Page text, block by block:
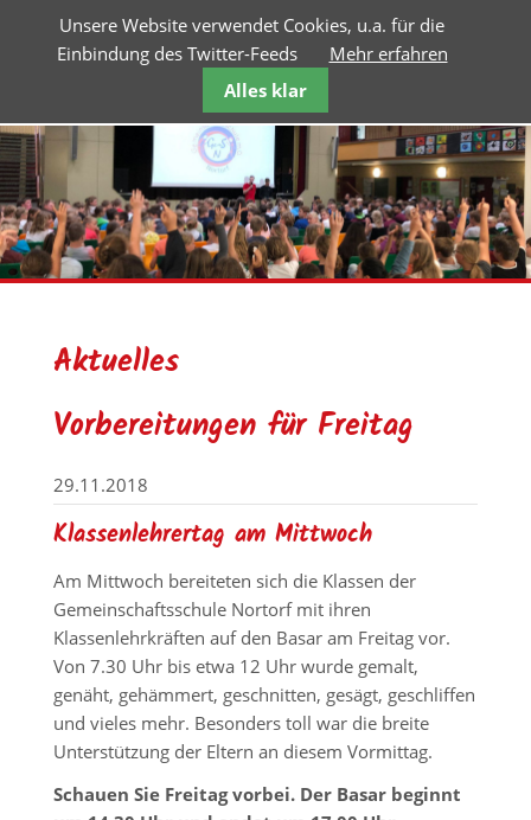
Aktuelles
Vorbereitungen für Freitag
29.11.2018
Klassenlehrertag am Mittwoch
Am Mittwoch bereiteten sich die Klassen der
Gemeinschaftsschule Nortorf mit ihren
Klassenlehrkräften auf den Basar am Freitag vor.
Von 7.30 Uhr bis etwa 12 Uhr wurde gemalt,
genäht, gehämmert, geschnitten, gesägt, geschliffen
und vieles mehr. Besonders toll war die breite
Unterstützung der Eltern an diesem Vormittag.
Schauen Sie Freitag vorbei. Der Basar beginnt
Unsere Website verwendet Cookies, u.a. für die
Einbindung des Twitter-Feeds
Mehr erfahren
Alles klar